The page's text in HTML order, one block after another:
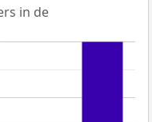
in de